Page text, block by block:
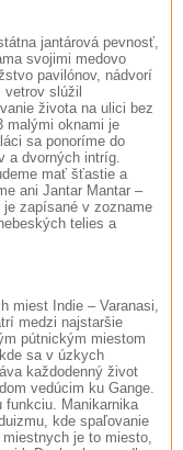
jantárová pevnosť,
svojimi medovo
pavilónov, nádvorí
slúžil
života na ulici bez
malými oknami je
sa ponoríme do
a dvorných intríg.
mať šťastie a
ani Jantar Mantar –
je zapísané v zozname
telies a
miest Indie – Varanasi,
medzi najstaršie
pútnickým miestom
sa v úzkych
každodenný život
vedúcim ku Gange.
Manikarnika
kde spaľovanie
je to miesto,